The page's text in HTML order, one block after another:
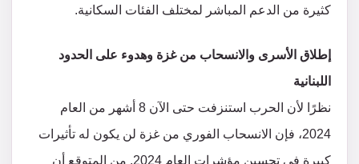
كثيرة من الدعم المباشر لمختلف الفئات السكانية.
إطلاق الأسرى والانسحاب من غزة وهدوء على الحدود
اللبنانية
نظرًا لأن الحرب استنزفت حتى الآن 8 أشهر من العام
2024، فإن الانسحاب الفوري من غزة لن يكون له تأثيرات
كبيرة في تحسين مؤشرات العام 2024. من المتوقع أن